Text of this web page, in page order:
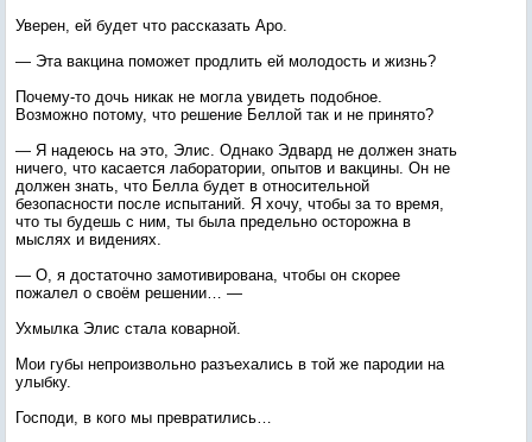
Уверен, ей будет что рассказать Аро.
— Эта вакцина поможет продлить ей молодость и жизнь?
Почему-то дочь никак не могла увидеть подобное.
Возможно потому, что решение Беллой так и не принято?
— Я надеюсь на это, Элис. Однако Эдвард не должен знать
ничего, что касается лаборатории, опытов и вакцины. Он не
должен знать, что Белла будет в относительной
безопасности после испытаний. Я хочу, чтобы за то время,
что ты будешь с ним, ты была предельно осторожна в
мыслях и видениях.
— О, я достаточно замотивирована, чтобы он скорее
пожалел о своём решении… —
Ухмылка Элис стала коварной.
Мои губы непроизвольно разъехались в той же пародии на
улыбку.
Господи, в кого мы превратились…